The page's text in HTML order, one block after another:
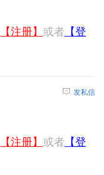
【注册】 或者 【登
发私信
【注册】 或者 【登